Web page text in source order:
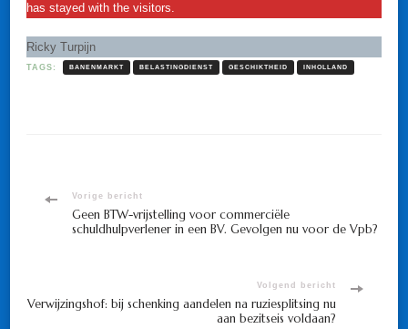
has stayed with the visitors.
Ricky Turpijn
TAGS: BANENMARKT BELASTINGDIENST GESCHIKTHEID INHOLLAND
Bericht
navigatie
Vorige bericht
Geen BTW-vrijstelling voor commerciële
schuldhulpverlener in een BV. Gevolgen nu voor de Vpb?
Volgend bericht
Verwijzingshof: bij schenking aandelen na ruziesplitsing nu
aan bezitseis voldaan?